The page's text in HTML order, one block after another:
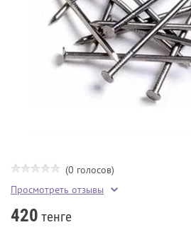
(0 голосов)
Просмотреть отзывы
420 тенге